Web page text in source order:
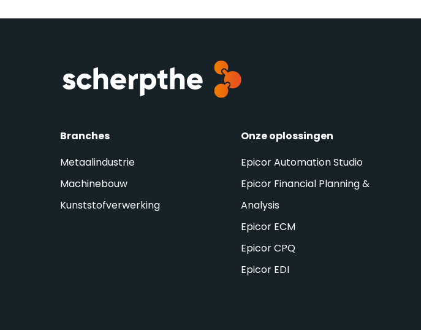
Branches
Metaalindustrie
Machinebouw
Kunststofverwerking
Onze oplossingen
Epicor Automation Studio
Epicor Financial Planning &
Analysis
Epicor ECM
Epicor CPQ
Epicor EDI